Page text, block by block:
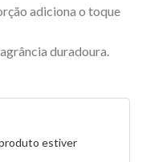
adiciona o toque
duradoura.
estiver